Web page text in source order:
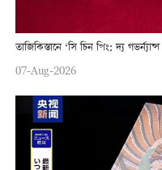
তাজিকিস্তানে ‘সি চিন পিং: দ্য
07-Aug-2026